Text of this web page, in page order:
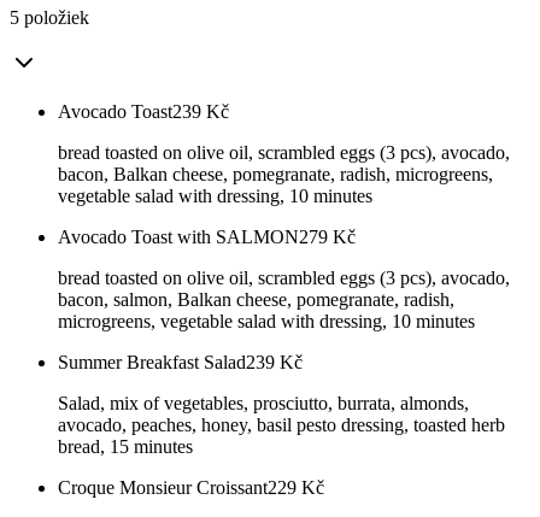
5 položiek
Avocado Toast239 Kč
bread toasted on olive oil, scrambled eggs (3 pcs), avocado,
bacon, Balkan cheese, pomegranate, radish, microgreens,
vegetable salad with dressing, 10 minutes
Avocado Toast with SALMON279 Kč
bread toasted on olive oil, scrambled eggs (3 pcs), avocado,
bacon, salmon, Balkan cheese, pomegranate, radish,
microgreens, vegetable salad with dressing, 10 minutes
Summer Breakfast Salad239 Kč
Salad, mix of vegetables, prosciutto, burrata, almonds,
avocado, peaches, honey, basil pesto dressing, toasted herb
bread, 15 minutes
Croque Monsieur Croissant229 Kč